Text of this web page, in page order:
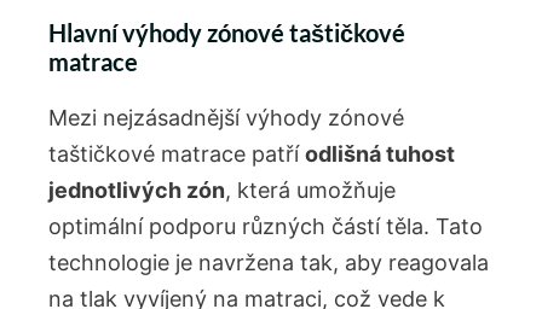
Hlavní výhody zónové taštičkové
matrace
Mezi nejzásadnější výhody zónové
taštičkové matrace patříodlišná tuhost
jednotlivých zón, která umožňuje
optimální podporu různých částí těla. Tato
technologie je navržena tak, aby reagovala
na tlak vyvíjený na matraci, což vede k